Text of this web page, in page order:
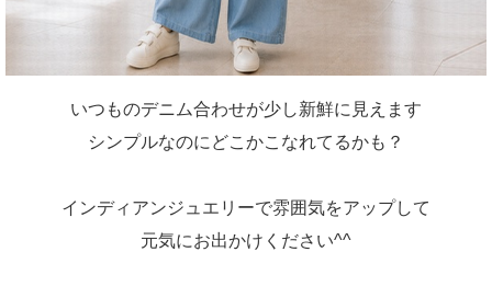
いつものデニム合わせが少し新鮮に見えます
シンプルなのにどこかこなれてるかも？
インディアンジュエリーで雰囲気をアップして
元気にお出かけください^^